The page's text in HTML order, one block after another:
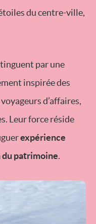
du centre-ville,
par une
inspirée des
d’affaires,
Leur force réside
expérience
patrimoine.